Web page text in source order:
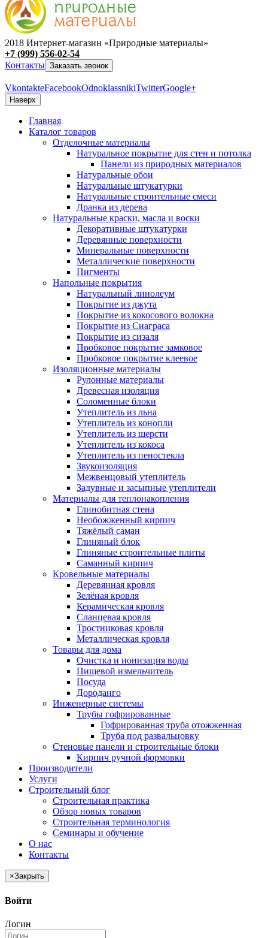
2018 Интернет-магазин «Природные материалы»
+7 (999) 556-02-54
Контакты Заказать звонок
VkontakteFacebookOdnoklassnikiTwitterGoogle+
Наверх
Главная
Каталог товаров
Отделочные материалы
Натуральное покрытие для стен и потолка
Панели из природных материалов
Натуральные обои
Натуральные штукатурки
Натуральные строительные смеси
Дранка из дерева
Натуральные краски, масла и воски
Декоративные штукатурки
Деревянные поверхности
Минеральные поверхности
Металлические поверхности
Пигменты
Напольные покрытия
Натуральный линолеум
Покрытие из джута
Покрытие из кокосового волокна
Покрытие из Сиаграса
Покрытие из сизаля
Пробковое покрытие замковое
Пробковое покрытие клеевое
Изоляционные материалы
Рулонные материалы
Древесная изоляция
Соломенные блоки
Утеплитель из льна
Утеплитель из конопли
Утеплитель из шерсти
Утеплитель из кокоса
Утеплитель из пеностекла
Звукоизоляция
Межвенцовый утеплитель
Задувные и засыпные утеплители
Материалы для теплонакопления
Глинобитная стена
Необожженный кирпич
Тяжёлый саман
Глиняный блок
Глиняные строительные плиты
Саманный кирпич
Кровельные материалы
Деревянная кровля
Зелёная кровля
Керамическая кровля
Сланцевая кровля
Тростниковая кровля
Металлическая кровля
Товары для дома
Очистка и ионизация воды
Пищевой измельчитель
Посуда
Дороданго
Инженерные системы
Трубы гофрированные
Гофрированная труба отожженная
Труба под развальцовку
Стеновые панели и строительные блоки
Кирпич ручной формовки
Производители
Услуги
Строительный блог
Строительная практика
Обзор новых товаров
Строительная терминология
Семинары и обучение
О нас
Контакты
×Закрыть
Войти
Логин